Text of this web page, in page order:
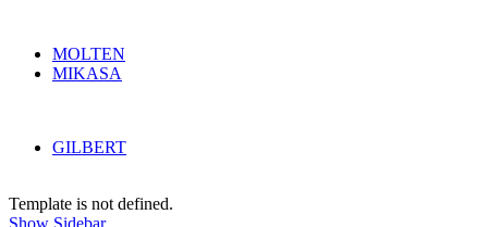
MOLTEN
MIKASA
GILBERT
Template is not defined.
Show Sidebar